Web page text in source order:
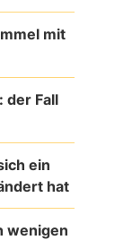
mit
der Fall
ein
hat
wenigen